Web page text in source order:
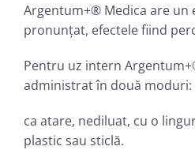
Argentum+® Medica are un
pronunţat, efectele fiind
Pentru uz intern
administrat în două moduri:
ca atare, nediluat, cu o
plastic sau sticlă.